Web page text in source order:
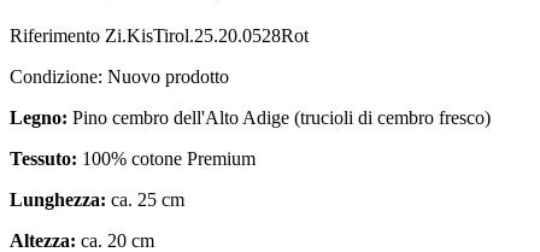
Riferimento Zi.KisTirol.25.20.0528Rot
Condizione: Nuovo prodotto
Legno: Pino cembro dell'Alto Adige (trucioli di cembro fresco)
Tessuto: 100% cotone Premium
Lunghezza: ca. 25 cm
Altezza: ca. 20 cm